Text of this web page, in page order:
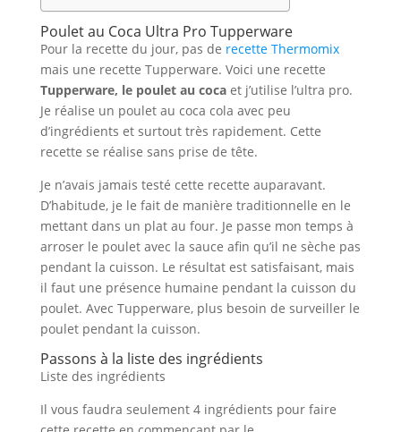
Poulet au Coca Ultra Pro Tupperware
Pour la recette du jour, pas de recette Thermomix
mais une recette Tupperware. Voici une recette
Tupperware, le poulet au cocaet j’utilise l’ultra pro.
Je réalise un poulet au coca cola avec peu
d’ingrédients et surtout très rapidement. Cette
recette se réalise sans prise de tête.
Je n’avais jamais testé cette recette auparavant.
D’habitude, je le fait de manière traditionnelle en le
mettant dans un plat au four. Je passe mon temps à
arroser le poulet avec la sauce afin qu’il ne sèche pas
pendant la cuisson. Le résultat est satisfaisant, mais
il faut une présence humaine pendant la cuisson du
poulet. Avec Tupperware, plus besoin de surveiller le
poulet pendant la cuisson.
Passons à la liste des ingrédients
Liste des ingrédients
Il vous faudra seulement 4 ingrédients pour faire